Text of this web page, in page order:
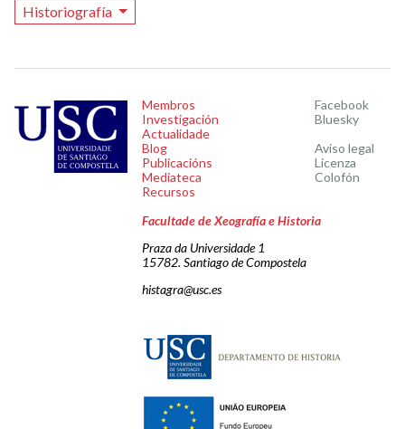
Historiografía
Membros
Investigación
Actualidade
Blog
Publicacións
Mediateca
Recursos
Facebook
Bluesky
Aviso legal
Licenza
Colofón
Facultade de Xeografía e Historia
Praza da Universidade 1
15782. Santiago de Compostela
histagra@usc.es